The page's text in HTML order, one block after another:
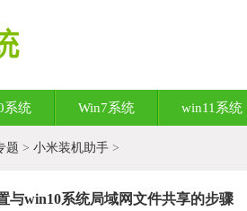
系统 Win7系统 win11系统
题 > 小米装机助手 >
与win10系统局域网文件共享的步骤